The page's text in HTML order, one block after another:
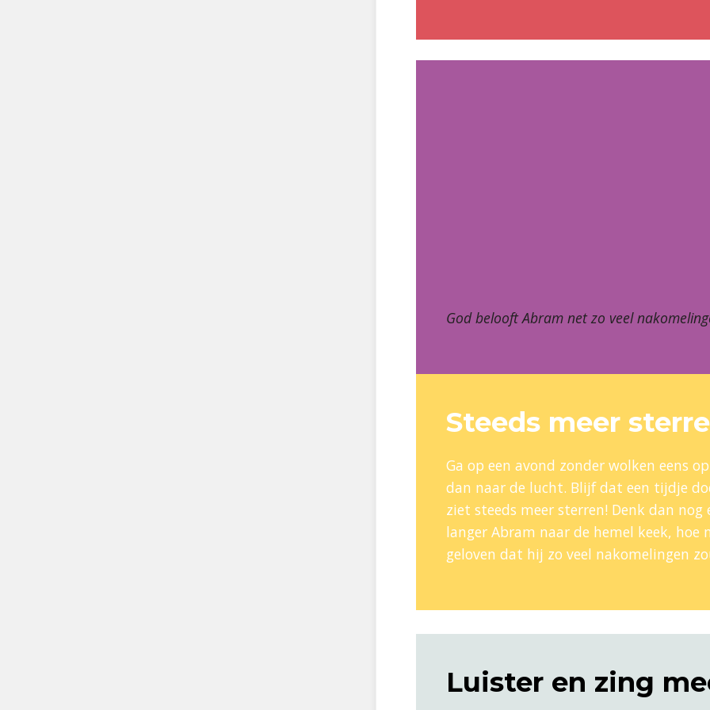
God belooft Abram net zo veel
Steeds meer
Ga op een avond zonder wolken eens
dan naar de lucht. Blijf dat een tijdje
ziet steeds meer sterren! Denk dan
langer Abram naar de hemel keek,
geloven dat hij zo veel nakomelingen
Luister en zing